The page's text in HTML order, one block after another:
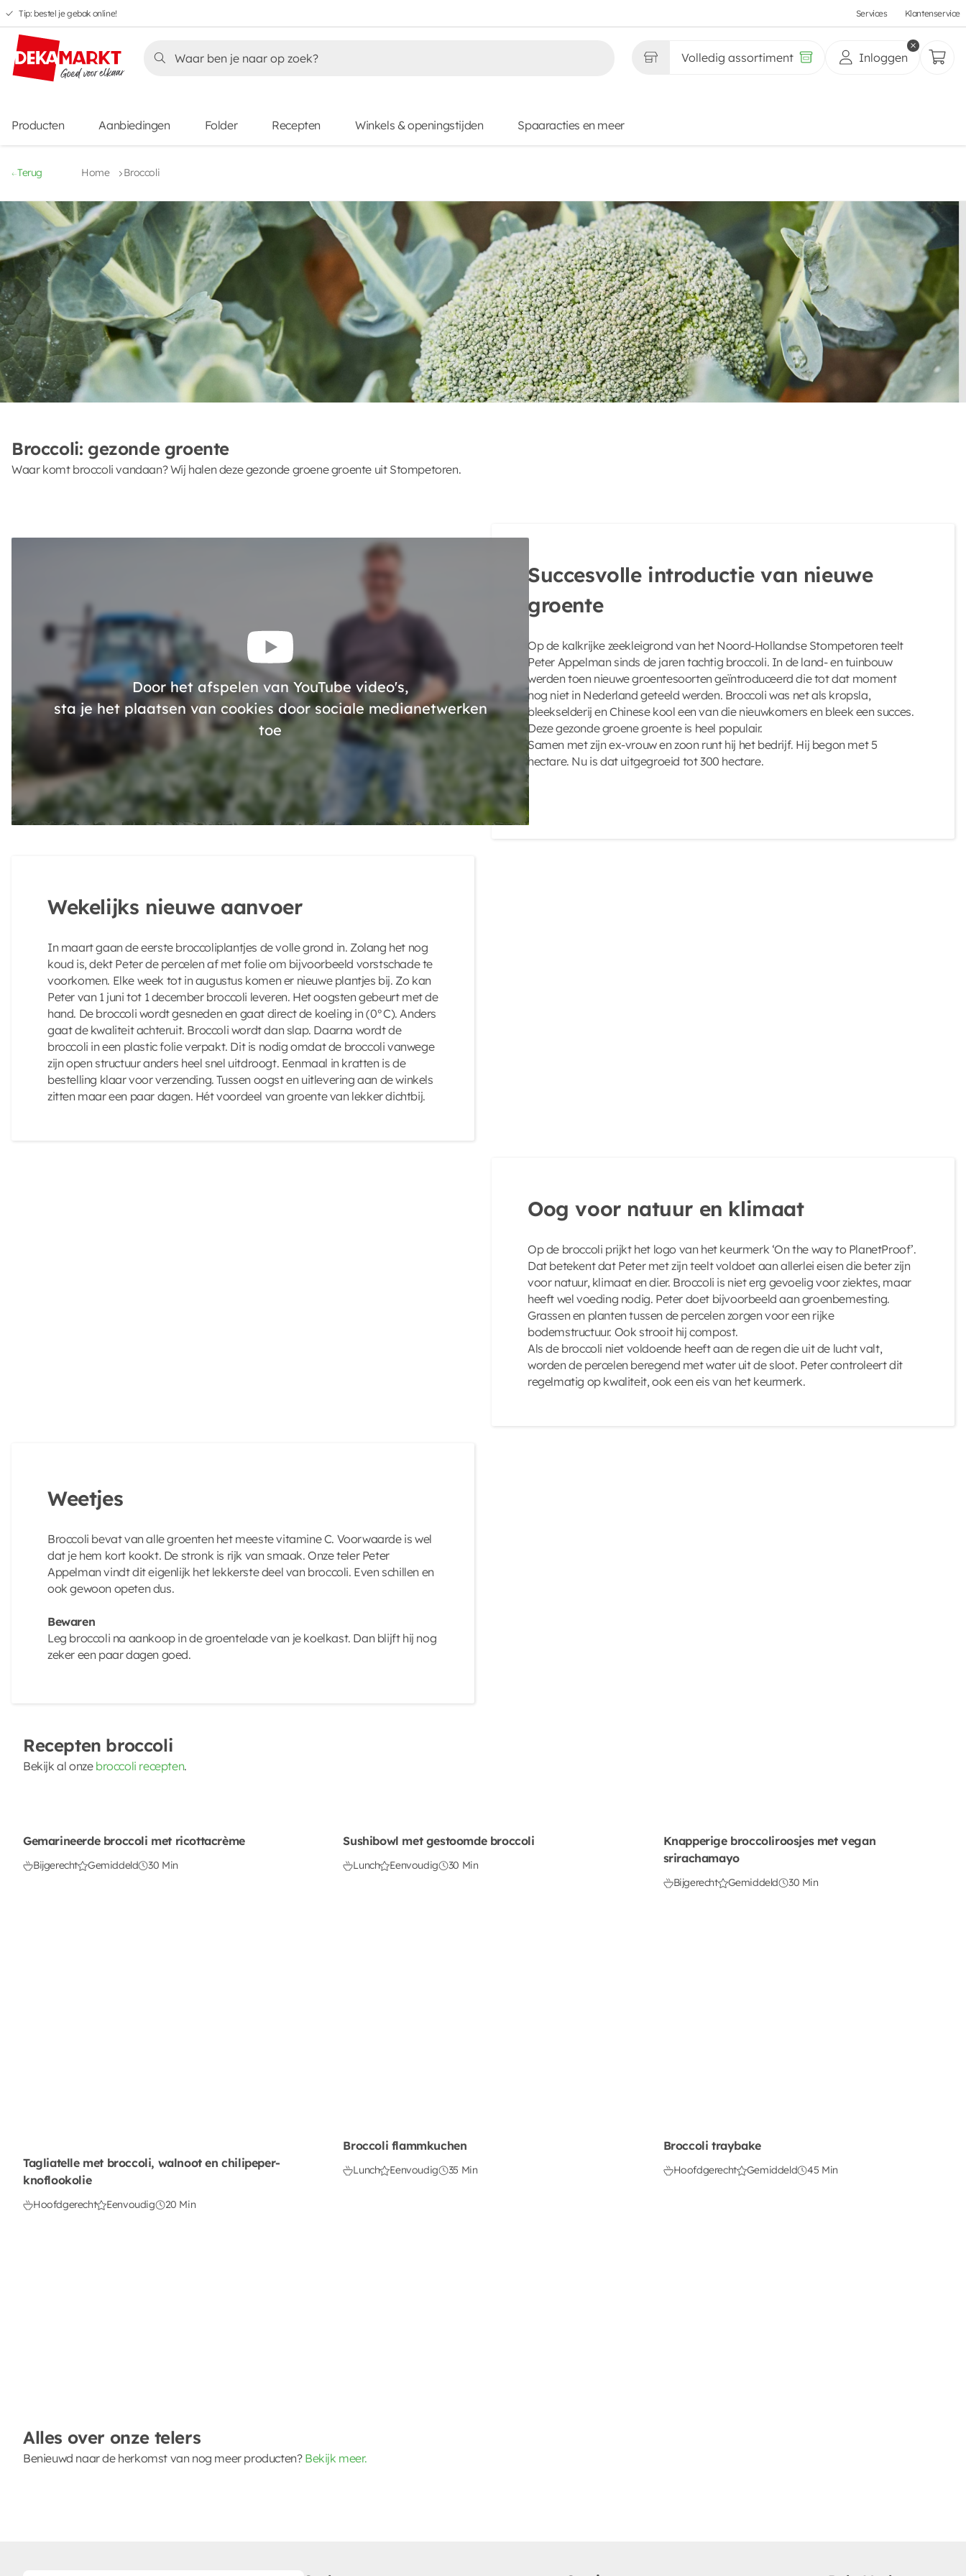
Overslaan
naar
hoofdnavigatie
Overslaan
naar
hoofdinhoud
Overslaan
naar
voettekstinhoud
Overslaan
naar
aanbiedingen
Tip: bestel je gebak online! Services Klantenservice
Volledig assortiment Inloggen
Producten Aanbiedingen Folder Recepten Winkels & openingstijden Spaaracties en meer
Terug Home Broccoli
Broccoli: gezonde groente
Waar komt broccoli vandaan? Wij halen deze gezonde groene groente uit Stompetoren.
Door het afspelen van YouTube video's,
sta je het plaatsen van cookies door sociale medianetwerken
toe
Succesvolle introductie van nieuwe
groente
Op de kalkrijke zeekleigrond van het Noord-Hollandse Stompetoren teelt
Peter Appelman sinds de jaren tachtig broccoli. In de land- en tuinbouw
werden toen nieuwe groentesoorten geïntroduceerd die tot dat moment
nog niet in Nederland geteeld werden. Broccoli was net als kropsla,
bleekselderij en Chinese kool een van die nieuwkomers en bleek een succes.
Deze gezonde groene groente is heel populair.
Samen met zijn ex-vrouw en zoon runt hij het bedrijf. Hij begon met 5
hectare. Nu is dat uitgegroeid tot 300 hectare.
Wekelijks nieuwe aanvoer
In maart gaan de eerste broccoliplantjes de volle grond in. Zolang het nog
koud is, dekt Peter de percelen af met folie om bijvoorbeeld vorstschade te
voorkomen. Elke week tot in augustus komen er nieuwe plantjes bij. Zo kan
Peter van 1 juni tot 1 december broccoli leveren. Het oogsten gebeurt met de
hand. De broccoli wordt gesneden en gaat direct de koeling in (0°C). Anders
gaat de kwaliteit achteruit. Broccoli wordt dan slap. Daarna wordt de
broccoli in een plastic folie verpakt. Dit is nodig omdat de broccoli vanwege
zijn open structuur anders heel snel uitdroogt. Eenmaal in kratten is de
bestelling klaar voor verzending. Tussen oogst en uitlevering aan de winkels
zitten maar een paar dagen. Hét voordeel van groente van lekker dichtbij.
Oog voor natuur en klimaat
Op de broccoli prijkt het logo van het keurmerk ‘On the way to PlanetProof’.
Dat betekent dat Peter met zijn teelt voldoet aan allerlei eisen die beter zijn
voor natuur, klimaat en dier. Broccoli is niet erg gevoelig voor ziektes, maar
heeft wel voeding nodig. Peter doet bijvoorbeeld aan groenbemesting.
Grassen en planten tussen de percelen zorgen voor een rijke
bodemstructuur. Ook strooit hij compost.
Als de broccoli niet voldoende heeft aan de regen die uit de lucht valt,
worden de percelen beregend met water uit de sloot. Peter controleert dit
regelmatig op kwaliteit, ook een eis van het keurmerk.
Weetjes
Broccoli bevat van alle groenten het meeste vitamine C. Voorwaarde is wel
dat je hem kort kookt. De stronk is rijk van smaak. Onze teler Peter
Appelman vindt dit eigenlijk het lekkerste deel van broccoli. Even schillen en
ook gewoon opeten dus.
Bewaren
Leg broccoli na aankoop in de groentelade van je koelkast. Dan blijft hij nog
zeker een paar dagen goed.
Recepten broccoli
Bekijk al onze broccoli recepten.
Gemarineerde broccoli met ricottacrème
Bijgerecht Gemiddeld 30 Min
Sushibowl met gestoomde broccoli
Lunch Eenvoudig 30 Min
Knapperige broccoliroosjes met vegan
srirachamayo
Bijgerecht Gemiddeld 30 Min
Tagliatelle met broccoli, walnoot en chilipeper-
knoflookolie
Hoofdgerecht Eenvoudig 20 Min
Broccoli flammkuchen
Lunch Eenvoudig 35 Min
Broccoli traybake
Hoofdgerecht Gemiddeld 45 Min
Alles over onze telers
Benieuwd naar de herkomst van nog meer producten? Bekijk meer.